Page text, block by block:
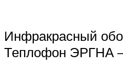
Инфракрасный
Теплофон ЭРГНА